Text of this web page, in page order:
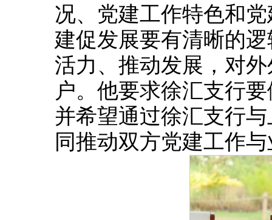
况、党建工作特色和
建促发展要有清晰的
活力、推动发展，对
户。他要求徐汇支行
并希望通过徐汇支行
同推动双方党建工作